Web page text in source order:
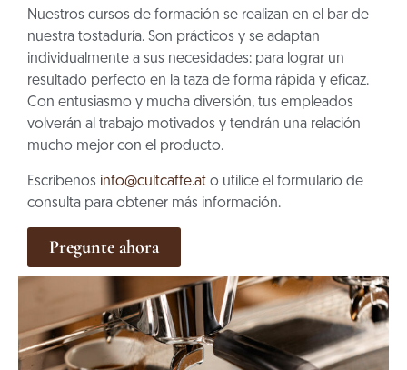
Nuestros cursos de formación se realizan en el bar de
nuestra tostaduría. Son prácticos y se adaptan
individualmente a sus necesidades: para lograr un
resultado perfecto en la taza de forma rápida y eficaz.
Con entusiasmo y mucha diversión, tus empleados
volverán al trabajo motivados y tendrán una relación
mucho mejor con el producto.
Escríbenos info@cultcaffe.at o utilice el formulario de
consulta para obtener más información.
Pregunte ahora